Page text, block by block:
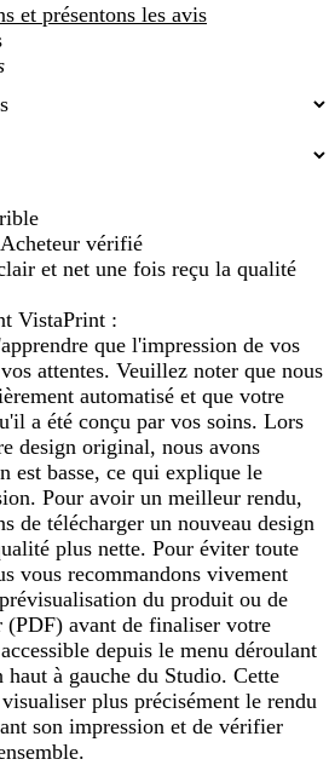
et présentons les avis
Acheteur vérifié
et net une fois reçu la qualité
VistaPrint :
que l'impression de vos
attentes. Veuillez noter que nous
automatisé et que votre
a été conçu par vos soins. Lors
design original, nous avons
est basse, ce qui explique le
Pour avoir un meilleur rendu,
de télécharger un nouveau design
plus nette. Pour éviter toute
vous recommandons vivement
du produit ou de
(PDF) avant de finaliser votre
depuis le menu déroulant
à gauche du Studio. Cette
plus précisément le rendu
son impression et de vérifier